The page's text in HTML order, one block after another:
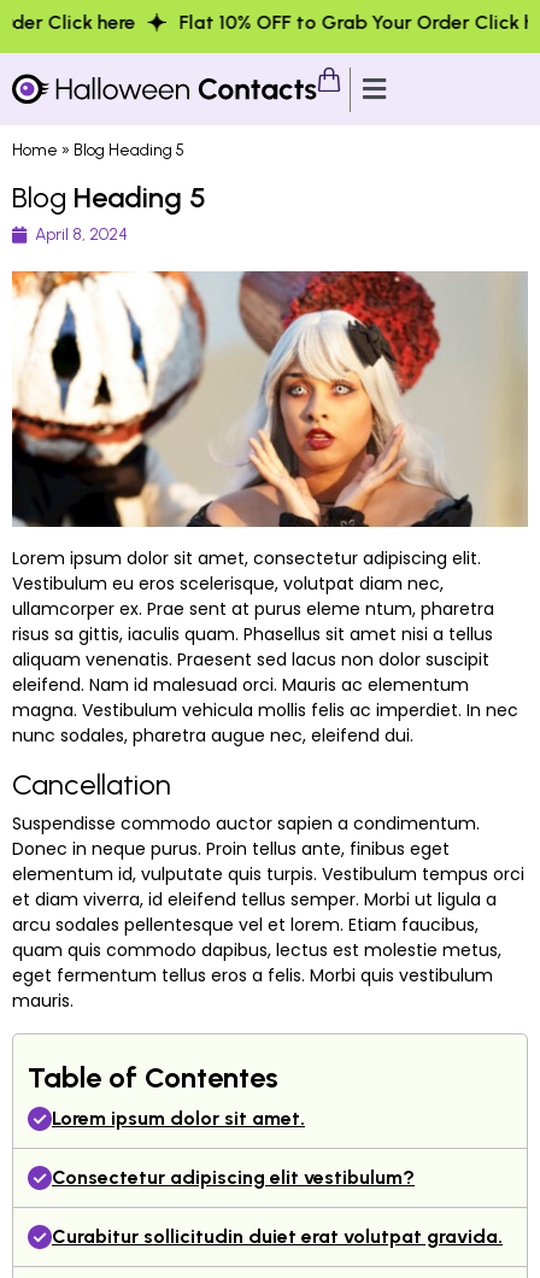
Flat 10% OFF to Grab Your Order Click here Flat
Home » Blog Heading 5
Blog Heading 5
April 8, 2024
Lorem ipsum dolor sit amet, consectetur adipiscing elit.
Vestibulum eu eros scelerisque, volutpat diam nec,
ullamcorper ex. Prae sent at purus eleme ntum, pharetra
risus sa gittis, iaculis quam. Phasellus sit amet nisi a tellus
aliquam venenatis. Praesent sed lacus non dolor suscipit
eleifend. Nam id malesuad orci. Mauris ac elementum
magna. Vestibulum vehicula mollis felis ac imperdiet. In nec
nunc sodales, pharetra augue nec, eleifend dui.
Cancellation
Suspendisse commodo auctor sapien a condimentum.
Donec in neque purus. Proin tellus ante, finibus eget
elementum id, vulputate quis turpis. Vestibulum tempus orci
et diam viverra, id eleifend tellus semper. Morbi ut ligula a
arcu sodales pellentesque vel et lorem. Etiam faucibus,
quam quis commodo dapibus, lectus est molestie metus,
eget fermentum tellus eros a felis. Morbi quis vestibulum
mauris.
Table of Contentes
Lorem ipsum dolor sit amet.
Consectetur adipiscing elit vestibulum?
Curabitur sollicitudin duiet erat volutpat gravida.